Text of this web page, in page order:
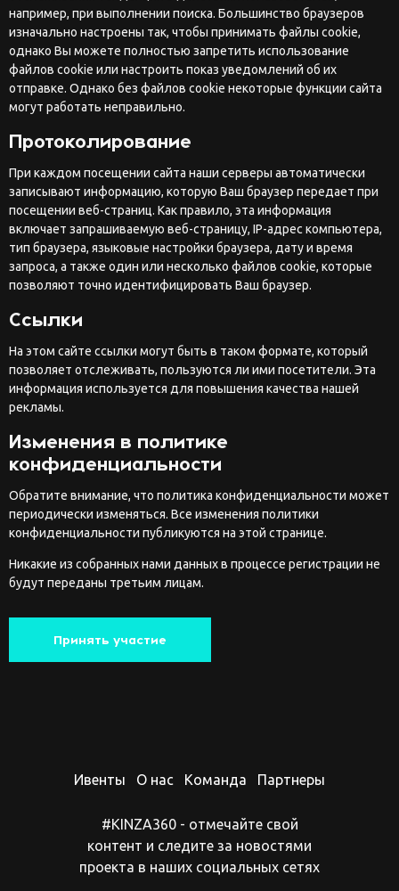
например, при выполнении поиска. Большинство браузеров
изначально настроены так, чтобы принимать файлы cookie,
однако Вы можете полностью запретить использование
файлов cookie или настроить показ уведомлений об их
отправке. Однако без файлов cookie некоторые функции сайта
могут работать неправильно.
Протоколирование
При каждом посещении сайта наши серверы автоматически
записывают информацию, которую Ваш браузер передает при
посещении веб-страниц. Как правило, эта информация
включает запрашиваемую веб-страницу, IP-адрес компьютера,
тип браузера, языковые настройки браузера, дату и время
запроса, а также один или несколько файлов cookie, которые
позволяют точно идентифицировать Ваш браузер.
Ссылки
На этом сайте ссылки могут быть в таком формате, который
позволяет отслеживать, пользуются ли ими посетители. Эта
информация используется для повышения качества нашей
рекламы.
Изменения в политике
конфиденциальности
Обратите внимание, что политика конфиденциальности может
периодически изменяться. Все изменения политики
конфиденциальности публикуются на этой странице.
Никакие из собранных нами данных в процессе регистрации не
будут переданы третьим лицам.
Принять участие
#KINZA360 - отмечайте свой
контент и следите за новостями
проекта в наших социальных сетях
Ивенты О нас Команда Партнеры